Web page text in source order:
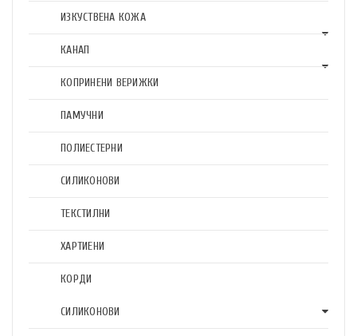
ИЗКУСТВЕНА КОЖА
КАНАП
КОПРИНЕНИ ВЕРИЖКИ
ПАМУЧНИ
ПОЛИЕСТЕРНИ
СИЛИКОНОВИ
ТЕКСТИЛНИ
ХАРТИЕНИ
КОРДИ
СИЛИКОНОВИ